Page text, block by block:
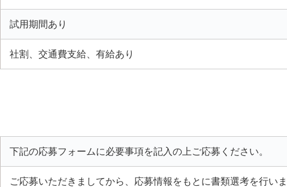
試用期間あり
社割、交通費支給、有給あり
下記の応募フォームに必要事項を記入の上ご応募ください。
ご応募いただきましてから、応募情報をもとに書類選考を行いま